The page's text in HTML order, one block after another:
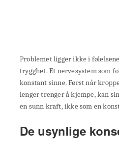
Problemet ligger ikke i
trygghet. Et nervesystem som
konstant sinne. Først når
lenger trenger å kjempe, kan
en sunn kraft, ikke som en
De usynlige